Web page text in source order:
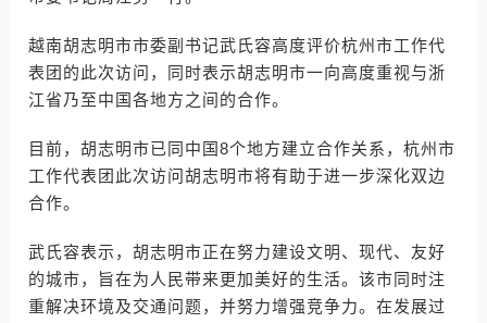
越南胡志明市市委副书记武氏容高度评价杭州市工作代
表团的此次访问，同时表示胡志明市一向高度重视与浙
江省乃至中国各地方之间的合作。
目前，胡志明市已同中国8个地方建立合作关系，杭州市
工作代表团此次访问胡志明市将有助于进一步深化双边
合作。
武氏容表示，胡志明市正在努力建设文明、现代、友好
的城市，旨在为人民带来更加美好的生活。该市同时注
重解决环境及交通问题，并努力增强竞争力。在发展过